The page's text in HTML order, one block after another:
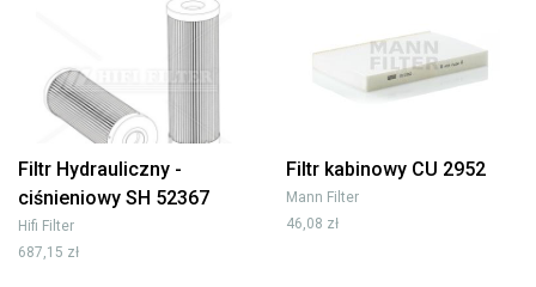
Filtr Hydrauliczny -
ciśnieniowy SH 52367
Hifi Filter
687,15 zł
Filtr kabinowy CU 2952
Mann Filter
46,08 zł